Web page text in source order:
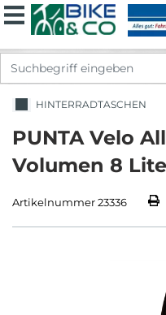
HINTERRADTASCHEN
PUNTA Velo
Volumen 8
Artikelnummer 23336